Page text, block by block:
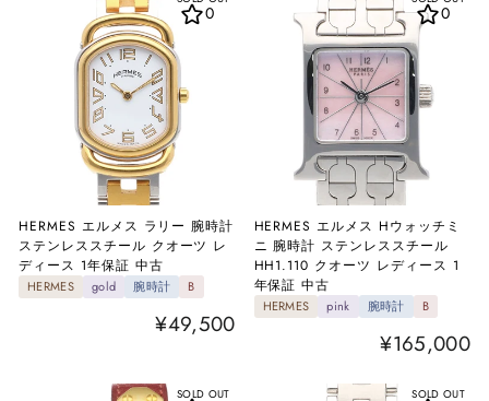
HERMES エルメス ラリー 腕時計
ステンレススチール クオーツ レ
ディース 1年保証 中古
HERMES gold 腕時計 B
¥49,500
0
HERMES エルメス Hウォッチミ
ニ 腕時計 ステンレススチール
HH1.110 クオーツ レディース 1
年保証 中古
HERMES pink 腕時計 B
¥165,000
0
SOLD OUT SOLD OUT